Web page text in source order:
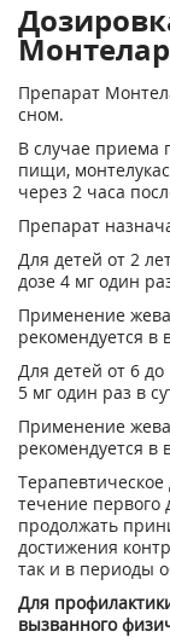
Препарат
сном.
В случае приема
пищи,
через 2 часа
Препарат
Для детей от 2
дозе 4 мг один
Применение
рекомендуется в
Для детей от 6 до
5 мг один раз в
Применение
рекомендуется в
Терапевтическое
течение первого
продолжать
достижения
так и в периоды
Для
вызванного